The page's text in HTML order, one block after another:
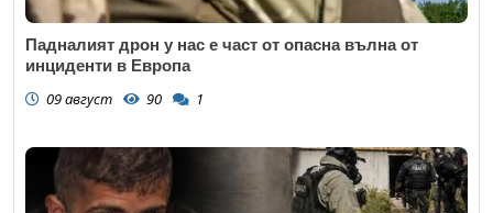
Падналият дрон у нас е част от опасна вълна от
инциденти в Европа
09 август 90 1